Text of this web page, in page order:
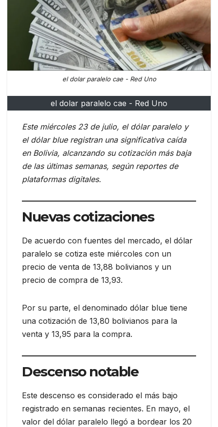
el dolar paralelo cae - Red Uno
el dolar paralelo cae - Red Uno
Este miércoles 23 de julio, el dólar paralelo y
el dólar blue registran una significativa caída
en Bolivia, alcanzando su cotización más baja
de las últimas semanas, según reportes de
plataformas digitales.
Nuevas cotizaciones
De acuerdo con fuentes del mercado, el dólar
paralelo se cotiza este miércoles con un
precio de venta de 13,88 bolivianos y un
precio de compra de 13,93.
Por su parte, el denominado dólar blue tiene
una cotización de 13,80 bolivianos para la
venta y 13,95 para la compra.
Descenso notable
Este descenso es considerado el más bajo
registrado en semanas recientes. En mayo, el
valor del dólar paralelo llegó a bordear los 20